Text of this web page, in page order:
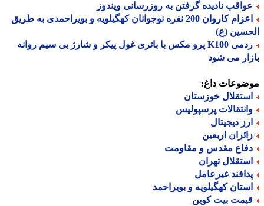
نادیده گرفتن به روزرسانی ویندوز
اعزام کاروان 200 نفره نوجوانان کهگیلویه و بویراحمدی به طریق
(ع)
ردمی K100 پرو مکس با باتری غول پیکر و شارژ بی سیم روانه
می شود
داغ:
خوزستان
پرسپولیس
دیجیتال
اربعین
مقدس و مقاومت
تهران
غیرعامل
کهگیلویه و بویراحمد
بیت کوین